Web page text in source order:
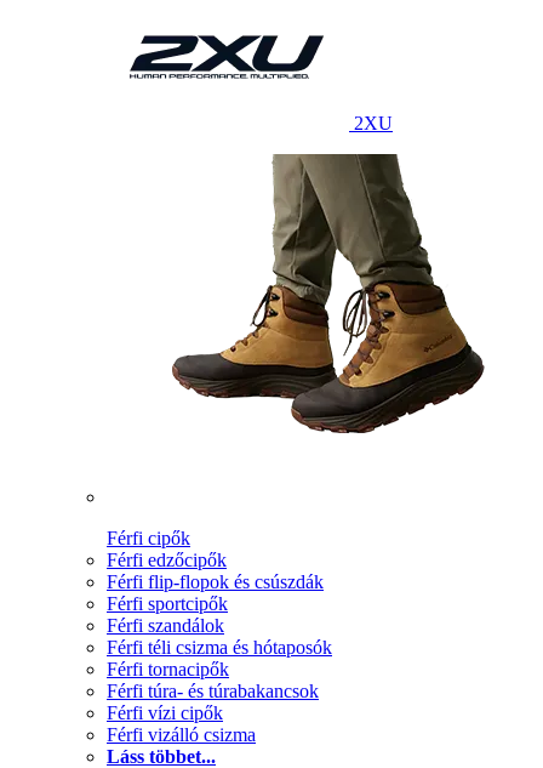
2XU
Férfi cipők
Férfi edzőcipők
Férfi flip-flopok és csúszdák
Férfi sportcipők
Férfi szandálok
Férfi téli csizma és hótaposók
Férfi tornacipők
Férfi túra- és túrabakancsok
Férfi vízi cipők
Férfi vizálló csizma
Láss többet...